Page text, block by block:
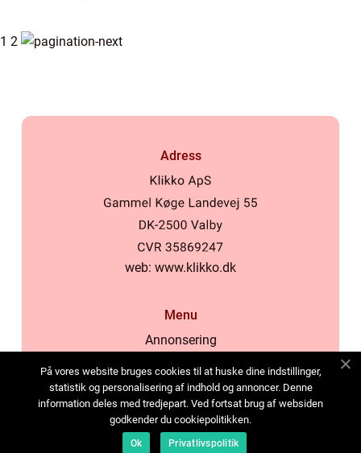
1 2
Adress
web: www.klikko.dk
Menu
Annonsering
Cookies
Kontakta oss
Sitemap
På vores website bruges cookies til at huske dine indstillinger,
statistik og personalisering af indhold og annoncer. Denne
information deles med tredjepart. Ved fortsat brug af websiden
godkender du cookiepolitikken.
Ok Privatlivspolitik